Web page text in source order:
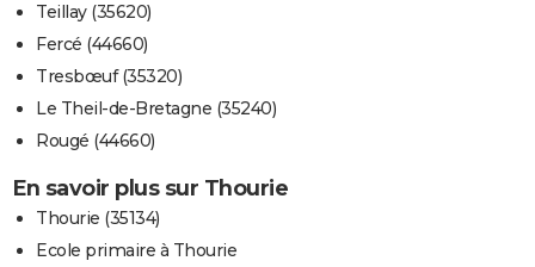
Teillay (35620)
Fercé (44660)
Tresbœuf (35320)
Le Theil-de-Bretagne (35240)
Rougé (44660)
En savoir plus sur Thourie
Thourie (35134)
Ecole primaire à Thourie